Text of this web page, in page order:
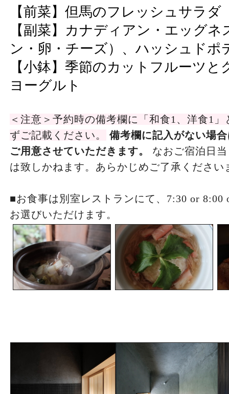
【前菜】但馬のフレッシュサラダ
【副菜】カナディアン・エッグネ
ン・卵・チーズ）、ハッシュドポ
【小鉢】季節のカットフルーツと
ヨーグルト
＜注意＞予約時の備考欄に「和食1、洋食1
ずご記載ください。
備考欄に記入がない場
ご用意させていただきます。
なおご宿泊日
は致しかねます。あらかじめご了承ください
■お食事は別室レストランにて、7:30 or 8:00
お選びいただけます。